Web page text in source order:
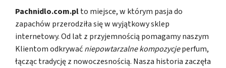
Pachnidlo.com.plto miejsce, w którym pasja do
zapachów przerodziła się w wyjątkowy sklep
internetowy. Od lat z przyjemnością pomagamy naszym
Klientom odkrywaćniepowtarzalne kompozycjeperfum,
łącząc tradycję z nowoczesnością. Nasza historia zaczęła